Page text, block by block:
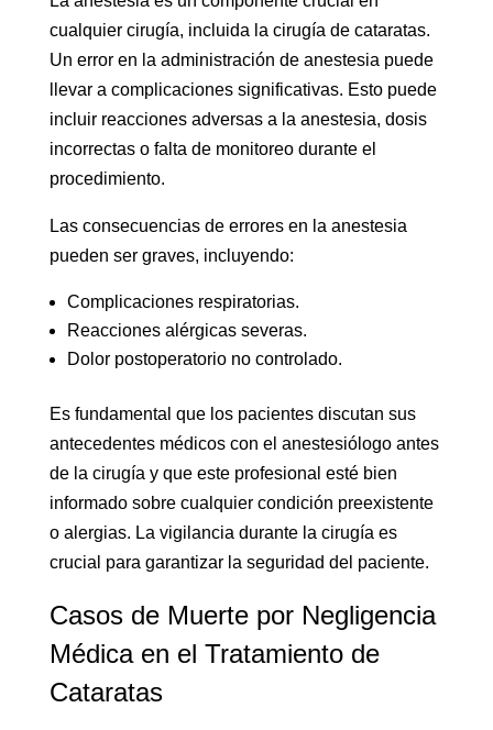
cualquier cirugía, incluida la cirugía de cataratas.
Un error en la administración de anestesia puede
llevar a complicaciones significativas. Esto puede
incluir reacciones adversas a la anestesia, dosis
incorrectas o falta de monitoreo durante el
procedimiento.
Las consecuencias de errores en la anestesia
pueden ser graves, incluyendo:
Complicaciones respiratorias.
Reacciones alérgicas severas.
Dolor postoperatorio no controlado.
Es fundamental que los pacientes discutan sus
antecedentes médicos con el anestesiólogo antes
de la cirugía y que este profesional esté bien
informado sobre cualquier condición preexistente
o alergias. La vigilancia durante la cirugía es
crucial para garantizar la seguridad del paciente.
Casos de Muerte por Negligencia
Médica en el Tratamiento de
Cataratas